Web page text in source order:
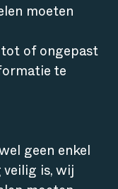
moeten
tot of ongepast
te
geen enkel
veilig is, wij